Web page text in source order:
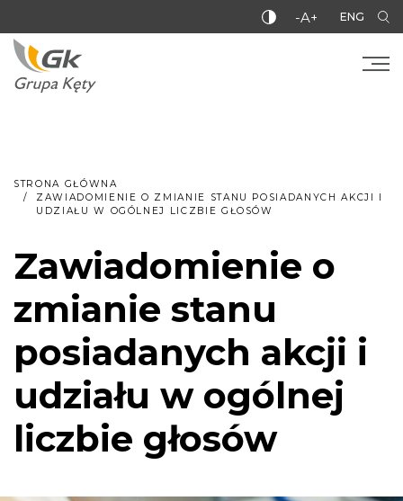
-A+ ENG
STRONA GŁÓWNA
ZAWIADOMIENIE O ZMIANIE STANU POSIADANYCH AKCJI I
UDZIAŁU W OGÓLNEJ LICZBIE GŁOSÓW
Zawiadomienie o
zmianie stanu
posiadanych akcji i
udziału w ogólnej
liczbie głosów